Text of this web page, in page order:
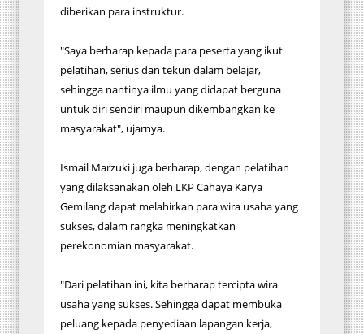
diberikan para instruktur.
"Saya berharap kepada para peserta yang ikut
pelatihan, serius dan tekun dalam belajar,
sehingga nantinya ilmu yang didapat berguna
untuk diri sendiri maupun dikembangkan ke
masyarakat", ujarnya.
Ismail Marzuki juga berharap, dengan pelatihan
yang dilaksanakan oleh LKP Cahaya Karya
Gemilang dapat melahirkan para wira usaha yang
sukses, dalam rangka meningkatkan
perekonomian masyarakat.
"Dari pelatihan ini, kita berharap tercipta wira
usaha yang sukses. Sehingga dapat membuka
peluang kepada penyediaan lapangan kerja,